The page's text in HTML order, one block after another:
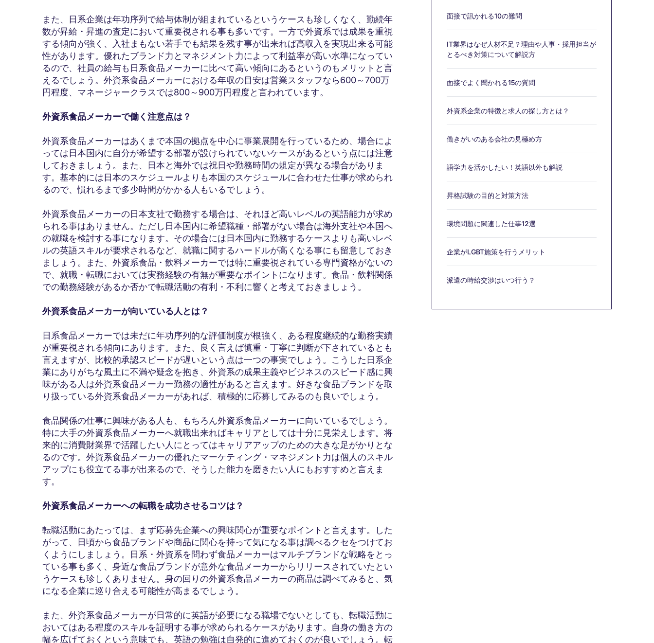
また、日系企業は年功序列で給与体制が組まれているというケースも珍しくなく、勤続年
数が昇給・昇進の査定において重要視される事も多いです。一方で外資系では成果を重視
する傾向が強く、入社まもない若手でも結果を残す事が出来れば高収入を実現出来る可能
性があります。優れたブランド力とマネジメント力によって利益率が高い水準になってい
るので、社員の給与も日系食品メーカーに比べて高い傾向にあるというのもメリットと言
えるでしょう。外資系食品メーカーにおける年収の目安は営業スタッフなら600～700万
円程度、マネージャークラスでは800～900万円程度と言われています。
外資系食品メーカーで働く注意点は？
外資系食品メーカーはあくまで本国の拠点を中心に事業展開を行っているため、場合によ
っては日本国内に自分が希望する部署が設けられていないケースがあるという点には注意
しておきましょう。また、日本と海外では祝日や勤務時間の規定が異なる場合がありま
す。基本的には日本のスケジュールよりも本国のスケジュールに合わせた仕事が求められ
るので、慣れるまで多少時間がかかる人もいるでしょう。
外資系食品メーカーの日本支社で勤務する場合は、それほど高いレベルの英語能力が求め
られる事はありません。ただし日本国内に希望職種・部署がない場合は海外支社や本国へ
の就職を検討する事になります。その場合には日本国内に勤務するケースよりも高いレベ
ルの英語スキルが要求されるなど、就職に関するハードルが高くなる事にも留意しておき
ましょう。また、外資系食品・飲料メーカーでは特に重要視されている専門資格がないの
で、就職・転職においては実務経験の有無が重要なポイントになります。食品・飲料関係
での勤務経験があるか否かで転職活動の有利・不利に響くと考えておきましょう。
外資系食品メーカーが向いている人とは？
日系食品メーカーでは未だに年功序列的な評価制度が根強く、ある程度継続的な勤務実績
が重要視される傾向にあります。また、良く言えば慎重・丁寧に判断が下されているとも
言えますが、比較的承認スピードが遅いという点は一つの事実でしょう。こうした日系企
業にありがちな風土に不満や疑念を抱き、外資系の成果主義やビジネスのスピード感に興
味がある人は外資系食品メーカー勤務の適性があると言えます。好きな食品ブランドを取
り扱っている外資系食品メーカーがあれば、積極的に応募してみるのも良いでしょう。
食品関係の仕事に興味がある人も、もちろん外資系食品メーカーに向いているでしょう。
特に大手の外資系食品メーカーへ就職出来ればキャリアとしては十分に見栄えします。将
来的に消費財業界で活躍したい人にとってはキャリアアップのための大きな足がかりとな
るのです。外資系食品メーカーの優れたマーケティング・マネジメント力は個人のスキル
アップにも役立てる事が出来るので、そうした能力を磨きたい人にもおすすめと言えま
す。
外資系食品メーカーへの転職を成功させるコツは？
転職活動にあたっては、まず応募先企業への興味関心が重要なポイントと言えます。した
がって、日頃から食品ブランドや商品に関心を持って気になる事は調べるクセをつけてお
くようにしましょう。日系・外資系を問わず食品メーカーはマルチブランドな戦略をとっ
ている事も多く、身近な食品ブランドが意外な食品メーカーからリリースされていたとい
うケースも珍しくありません。身の回りの外資系食品メーカーの商品は調べてみると、気
になる企業に巡り合える可能性が高まるでしょう。
また、外資系食品メーカーが日常的に英語が必要になる職場でないとしても、転職活動に
おいてはある程度のスキルを証明する事が求められるケースがあります。自身の働き方の
幅を広げておくという意味でも、英語の勉強は自発的に進めておくのが良いでしょう。転
面接で訊かれる10の難問
IT業界はなぜ人材不足？理由や人事・採用担当が
とるべき対策について解説方
面接でよく聞かれる15の質問
外資系企業の特徴と求人の探し方とは？
働きがいのある会社の見極め方
語学力を活かしたい！英語以外も解説
昇格試験の目的と対策方法
環境問題に関連した仕事12選
企業がLGBT施策を行うメリット
派遣の時給交渉はいつ行う？